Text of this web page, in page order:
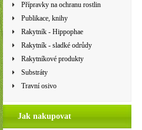
Přípravky na ochranu rostlin
Publikace, knihy
Rakytník - Hippophae
Rakytník - sladké odrůdy
Rakytníkové produkty
Substráty
Travní osivo
Jak nakupovat